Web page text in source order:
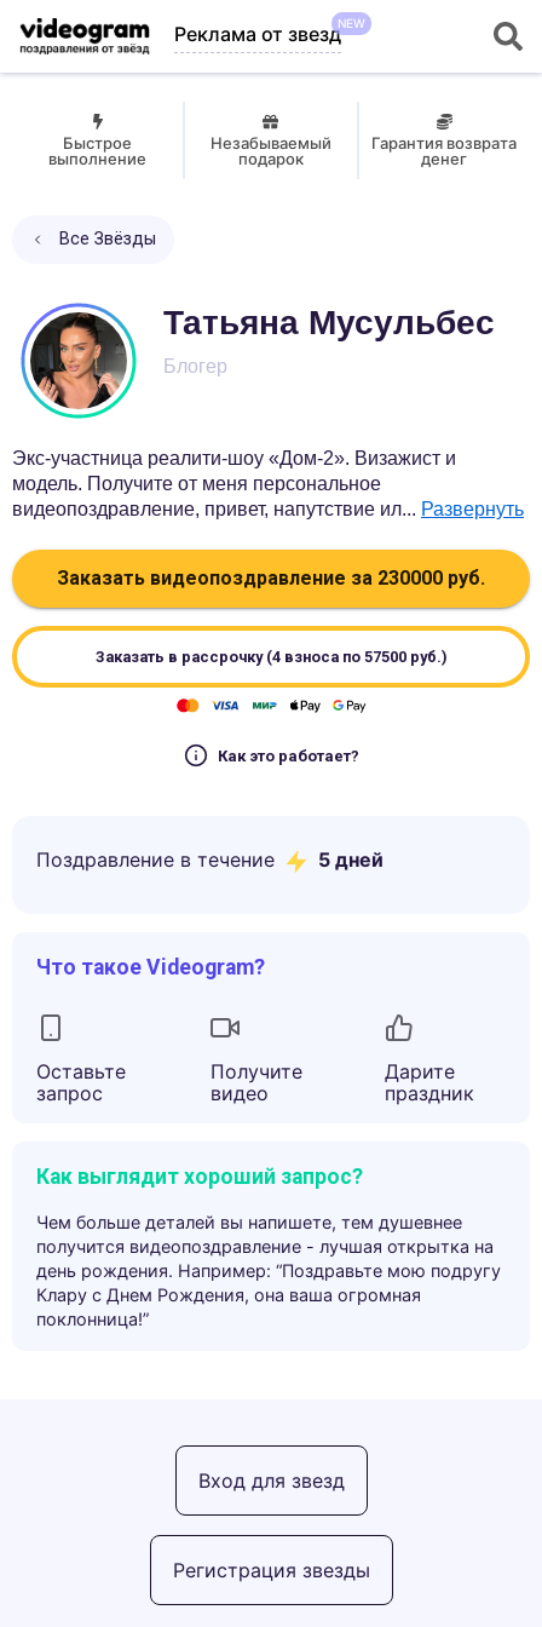
Реклама от звездNEW
Быстрое
выполнение
Незабываемый
подарок
Гарантия возврата
денег
Все Звёзды
Татьяна Мусульбес
Блогер
Экс-участница реалити-шоу «Дом-2». Визажист и
модель. Получите от меня персональное
видеопоздравление, привет, напутствие ил... Развернуть
Заказать видеопоздравление за 230000 руб.
Заказать в рассрочку (4 взноса по 57500руб.)
Как это работает?
Поздравление в течение 5 дней
Что такое Videogram?
Оставьте
запрос
Получите
видео
Дарите
праздник
Как выглядит хороший запрос?
Чем больше деталей вы напишете, тем душевнее
получится видеопоздравление - лучшая открытка на
день рождения. Например: “Поздравьте мою подругу
Клару с Днем Рождения, она ваша огромная
поклонница!”
Регистрация звезды
Вход для звезд